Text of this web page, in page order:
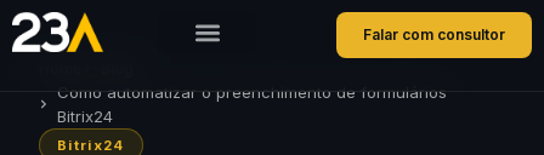
Falar com consultor
Como automatizar o preenchimento de formulários
Bitrix24
Bitrix24